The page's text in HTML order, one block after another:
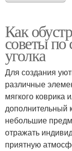
Как
советы
уголка
Для создания
различные
мягкого
дополнительный
небольшие
отражать
приятную